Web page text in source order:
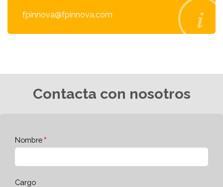
fpinnova@fpinnova.com
Contacta con nosotros
Nombre
Cargo